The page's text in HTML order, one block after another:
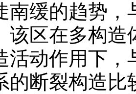
南缓的趋势，
该区在多构造
活动作用下，
的断裂构造比